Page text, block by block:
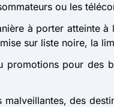
ou les
à porter atteinte
sur liste noire, la
pour des
des